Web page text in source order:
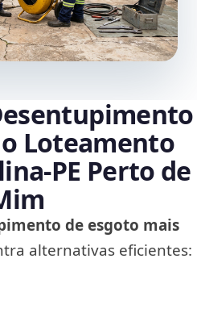
Loteamento
Perto de
de esgoto mais
alternativas eficientes: